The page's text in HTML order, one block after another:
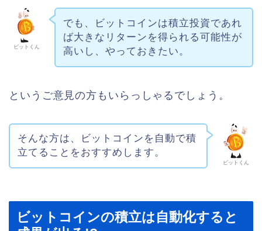
ビットくん
でも、ビットコインは積立投資であれ
ば大きなリターンを得られる可能性が
高いし、やっておきたい。
というご意見の方もいらっしゃるでしょう。
ビットくん
そんな方は、ビットコインを自動で積
立てることをおすすめします。
ビットコインの積立は自動化すると